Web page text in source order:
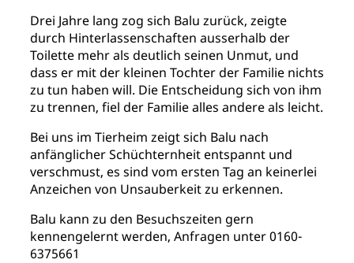
Drei Jahre lang zog sich Balu zurück, zeigte
durch Hinterlassenschaften ausserhalb der
Toilette mehr als deutlich seinen Unmut, und
dass er mit der kleinen Tochter der Familie nichts
zu tun haben will. Die Entscheidung sich von ihm
zu trennen, fiel der Familie alles andere als leicht.
Bei uns im Tierheim zeigt sich Balu nach
anfänglicher Schüchternheit entspannt und
verschmust, es sind vom ersten Tag an keinerlei
Anzeichen von Unsauberkeit zu erkennen.
Balu kann zu den Besuchszeiten gern
kennengelernt werden, Anfragen unter0160-
6375661